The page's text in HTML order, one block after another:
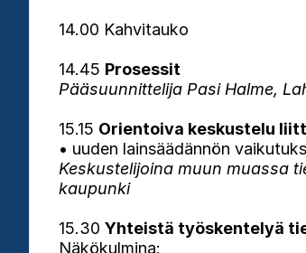
14.00 Kahvitauko
14.45 Prosessit
Pääsuunnittelija Pasi Halme,
15.15 Orientoiva keskustelu
• uuden lainsäädännön
Keskustelijoina muun muassa
kaupunki
15.30 Yhteistä työskentelyä
Näkökulmina: